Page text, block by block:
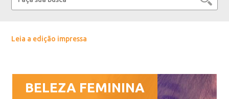
Leia a edição impressa
BELEZA FEMININA